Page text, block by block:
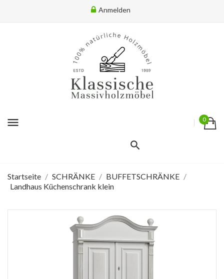
Anmelden
menu 0
Startseite SCHRÄNKE
BUFFETSCHRÄNKE
Landhaus Küchenschrank klein